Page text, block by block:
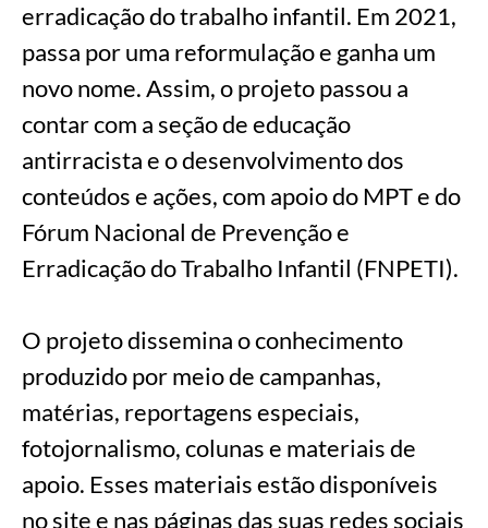
erradicação do trabalho infantil. Em 2021,
passa por uma reformulação e ganha um
novo nome. Assim, o projeto passou a
contar com a seção de educação
antirracista e o desenvolvimento dos
conteúdos e ações, com apoio do MPT e do
Fórum Nacional de Prevenção e
Erradicação do Trabalho Infantil (FNPETI).
O projeto dissemina o conhecimento
produzido por meio de campanhas,
matérias, reportagens especiais,
fotojornalismo, colunas e materiais de
apoio. Esses materiais estão disponíveis
no site e nas páginas das suas redes sociais